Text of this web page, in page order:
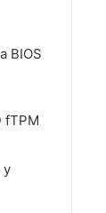
BIOS
fTPM
y